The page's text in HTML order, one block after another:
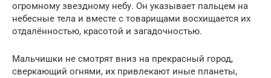
огромному звездному небу. Он указывает пальцем на
небесные тела и вместе с товарищами восхищается их
отдалённостью, красотой и загадочностью.
Мальчишки не смотрят вниз на прекрасный город,
сверкающий огнями, их привлекают иные планеты,